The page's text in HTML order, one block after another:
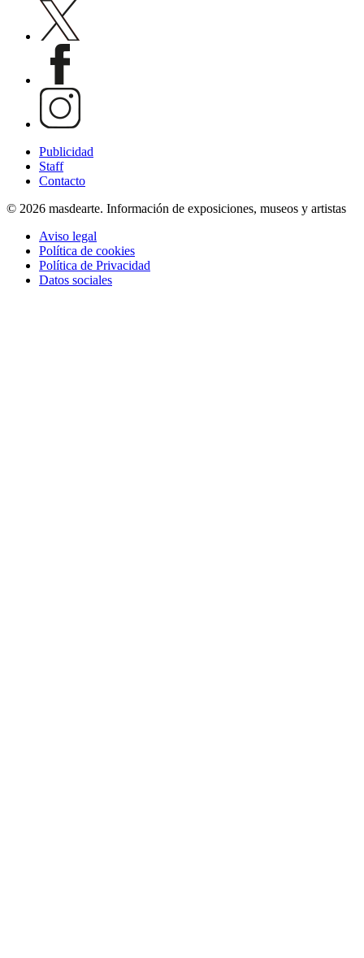
Publicidad
Staff
Contacto
© 2026 masdearte. Información de exposiciones, museos y artistas
Aviso legal
Política de cookies
Política de Privacidad
Datos sociales